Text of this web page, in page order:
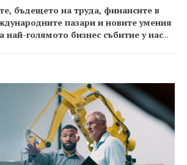
бъдещето на труда, финансите в
пазари и новите умения
най-голямото бизнес събитие у нас...